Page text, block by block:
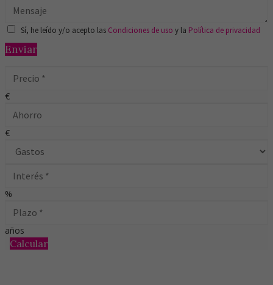
Sí, he leído y/o acepto las Condiciones de uso y la Política de privacidad
Enviar
€
€
%
años
Calcular